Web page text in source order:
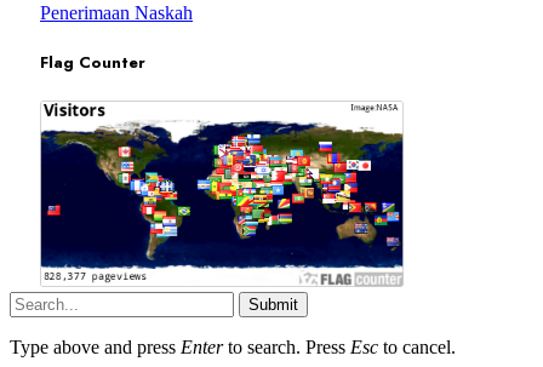
Penerimaan Naskah
Flag Counter
Submit
Type above and press Enterto search. Press Esc to cancel.